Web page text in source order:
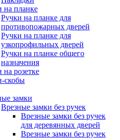
на планке
Ручки на планке для
противопожарных дверей
Ручки на планке для
узкопрофильных дверей
Ручки на планке общего
назначения
на розетке
скобы
замки
Врезные замки без ручек
Врезные замки без ручек
для деревянных дверей
Врезные замки без ручек